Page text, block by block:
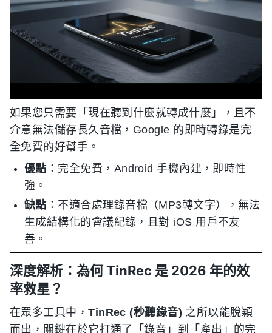
如果您只需要「現在聽到什麼就轉成什麼」，且不
介意無法儲存長久音檔，Google 的即時轉錄是完
全免費的好幫手。
優點 ：完全免費，Android 手機內建，即時性
強。
缺點 ：不適合處理錄音檔（MP3轉文字），無法
生成結構化的會議紀錄，且對 iOS 用戶不友
善。
深度解析：為何 TinRec 是 2026 年的效
率救星？
在眾多工具中，TinRec (秒聽錄音) 之所以能脫穎
而出，關鍵在於它打通了「錄音」到「產出」的完